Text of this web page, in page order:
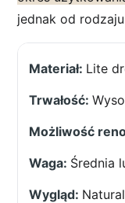
jednak od
Lite
Średnia